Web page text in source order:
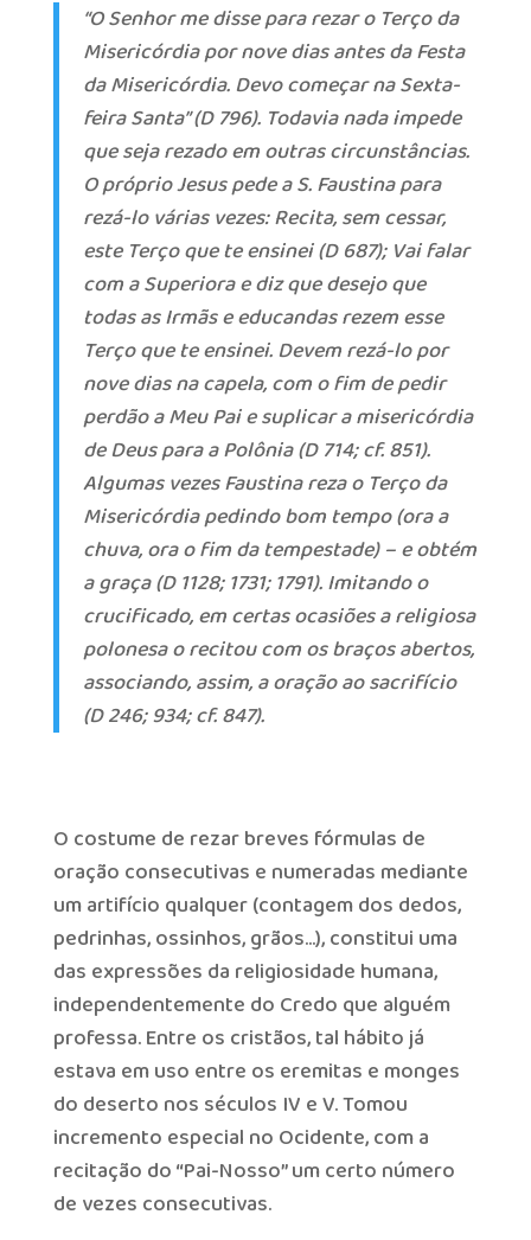
“O Senhor me disse para rezar o Terço da
Misericórdia por nove dias antes da Festa
da Misericórdia. Devo começar na Sexta-
feira Santa” (D 796). Todavia nada impede
que seja rezado em outras circunstâncias.
O próprio Jesus pede a S. Faustina para
rezá-lo várias vezes: Recita, sem cessar,
este Terço que te ensinei (D 687); Vai falar
com a Superiora e diz que desejo que
todas as Irmãs e educandas rezem esse
Terço que te ensinei. Devem rezá-lo por
nove dias na capela, com o fim de pedir
perdão a Meu Pai e suplicar a misericórdia
de Deus para a Polônia (D 714; cf. 851).
Algumas vezes Faustina reza o Terço da
Misericórdia pedindo bom tempo (ora a
chuva, ora o fim da tempestade) – e obtém
a graça (D 1128; 1731; 1791). Imitando o
crucificado, em certas ocasiões a religiosa
polonesa o recitou com os braços abertos,
associando, assim, a oração ao sacrifício
(D 246; 934; cf. 847).
O costume de rezar breves fórmulas de
oração consecutivas e numeradas mediante
um artifício qualquer (contagem dos dedos,
pedrinhas, ossinhos, grãos…), constitui uma
das expressões da religiosidade humana,
independentemente do Credo que alguém
professa. Entre os cristãos, tal hábito já
estava em uso entre os eremitas e monges
do deserto nos séculos IV e V. Tomou
incremento especial no Ocidente, com a
recitação do “Pai-Nosso” um certo número
de vezes consecutivas.